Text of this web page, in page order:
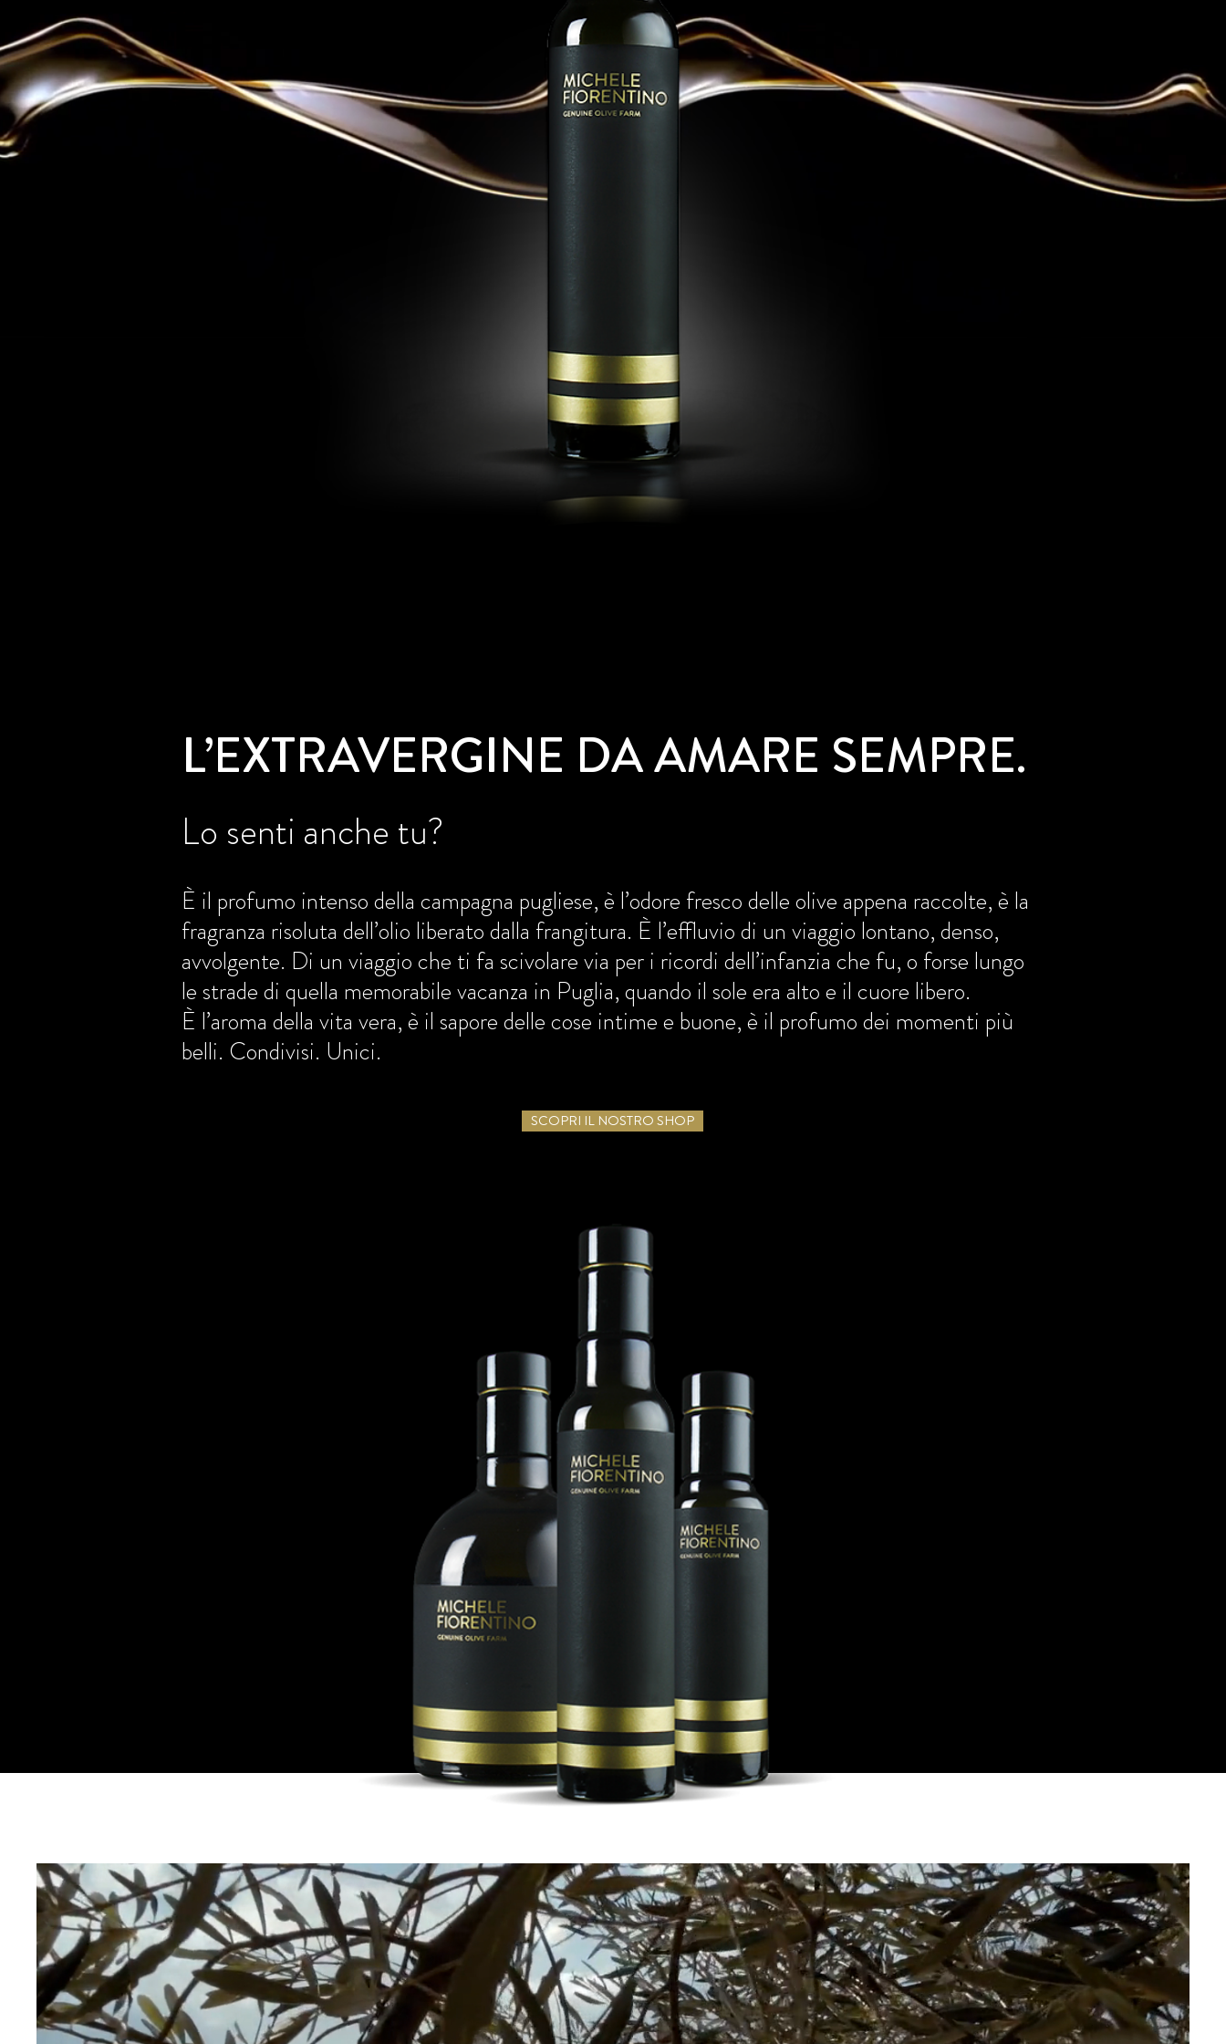
L’EXTRAVERGINE DA AMARE SEMPRE.
Lo senti anche tu?
È il profumo intenso della campagna pugliese, è l’odore fresco delle olive appena raccolte, è la
fragranza risoluta dell’olio liberato dalla frangitura. È l’effluvio di un viaggio lontano, denso,
avvolgente. Di un viaggio che ti fa scivolare via per i ricordi dell’infanzia che fu, o forse lungo
le strade di quella memorabile vacanza in Puglia, quando il sole era alto e il cuore libero.
È l’aroma della vita vera, è il sapore delle cose intime e buone, è il profumo dei momenti più
belli. Condivisi. Unici.
SCOPRI IL NOSTRO SHOP